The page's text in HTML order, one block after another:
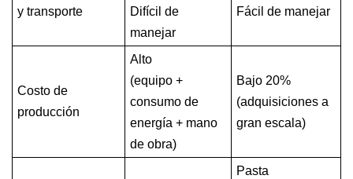
y transporte
Difícil de
manejar
Fácil de manejar
Costo de
producción
Alto
(equipo +
consumo de
energía + mano
de obra)
Bajo 20%
(adquisiciones a
gran escala)
Pasta